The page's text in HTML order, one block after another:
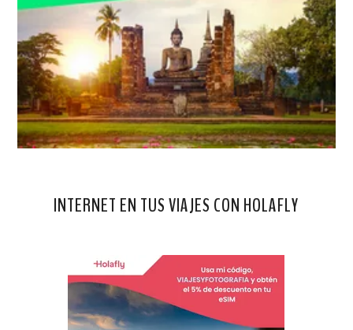
INTERNET EN TUS VIAJES CON HOLAFLY